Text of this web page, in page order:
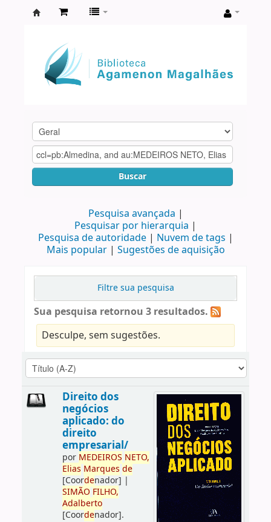
Agamenon
Magalhães
Buscar
Pesquisa avançada
Pesquisar por hierarquia
Pesquisa de autoridade
Nuvem de tags
Mais popular
Sugestões de aquisição
Filtre sua pesquisa
Sua pesquisa retornou 3 resultados.
Desculpe, sem sugestões.
Direito dos
negócios
aplicado: do
direito
empresarial/
por MEDEIROS NETO,
Elias Marques de
[Coordenador] |
SIMÃO FILHO,
Adalberto
[Coordenador].